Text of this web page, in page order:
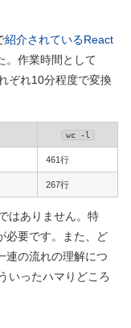
紹介されているReact
。作業時間として
ぞれ10分程度で変換
wc -l
461行
267行
はありません。特
必要です。また、ど
連の流れの理解につ
いったハマりどころ